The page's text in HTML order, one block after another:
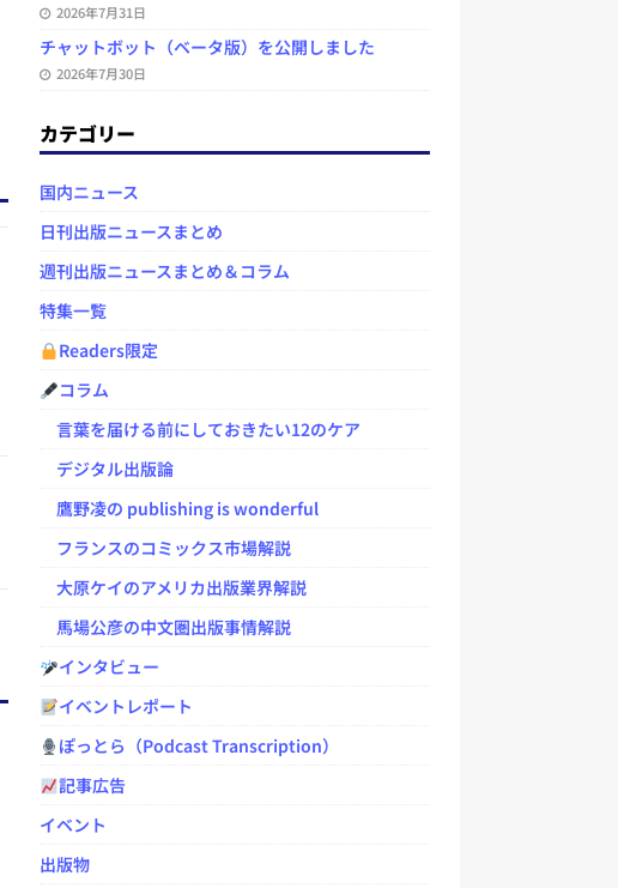
2026年7月31日
チャットボット（ベータ版）を公開しました
2026年7月30日
カテゴリー
国内ニュース
日刊出版ニュースまとめ
週刊出版ニュースまとめ＆コラム
特集一覧
Readers限定
コラム
言葉を届ける前にしておきたい12のケア
デジタル出版論
鷹野凌の publishing is wonderful
フランスのコミックス市場解説
大原ケイのアメリカ出版業界解説
馬場公彦の中文圏出版事情解説
インタビュー
イベントレポート
ぽっとら（Podcast Transcription）
記事広告
イベント
出版物